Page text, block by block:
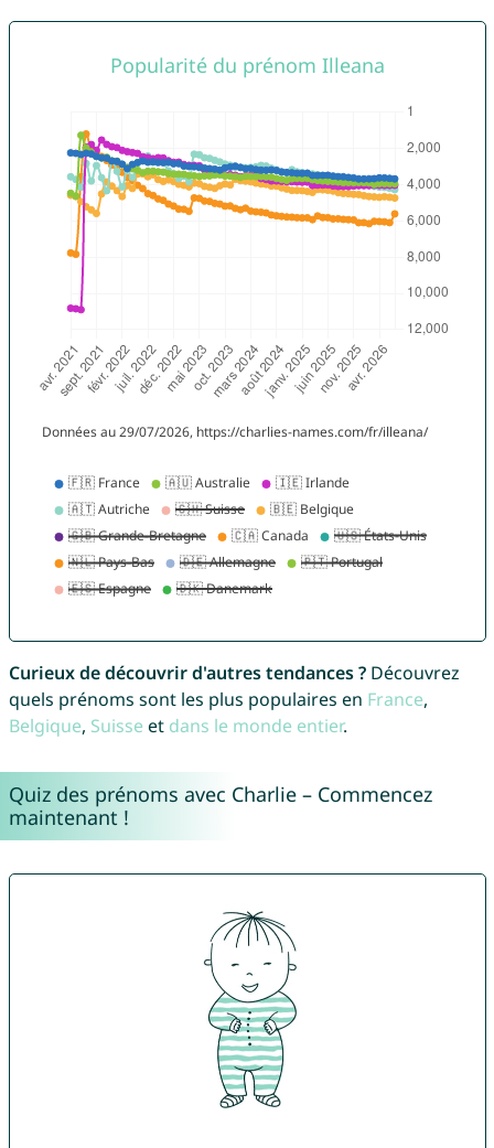
Curieux de découvrir d'autres tendances ?Découvrez
quels prénoms sont les plus populaires en France,
Belgique, Suisse et dans le monde entier.
Quiz des prénoms avec Charlie – Commencez
maintenant !